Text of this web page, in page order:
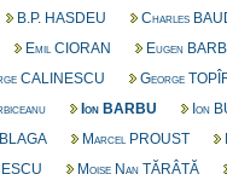
B.P. HASDEU Charles
Emil CIORAN Eugen
CALINESCU George
Ion BARBU Ion
Marcel PROUST
Moise Nan TĂRÂȚĂ